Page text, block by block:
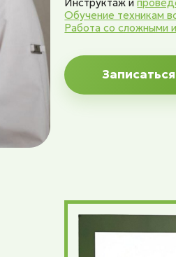
Обучение техникам
Работа со сложными